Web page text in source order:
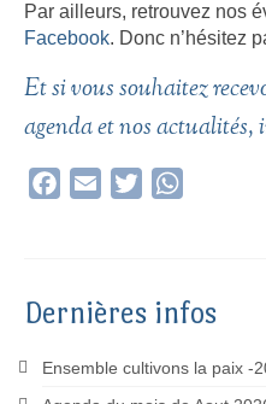
Par ailleurs, retrouvez nos
Facebook. Donc n’hésitez
Et si vous souhaitez
agenda et nos actualités,
Facebook
Email Twitter
Dernières infos
Ensemble cultivons la paix -